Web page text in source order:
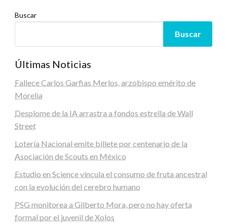
Buscar
Buscar
Últimas Noticias
Fallece Carlos Garfias Merlos, arzobispo emérito de
Morelia
Desplome de la IA arrastra a fondos estrella de Wall
Street
Lotería Nacional emite billete por centenario de la
Asociación de Scouts en México
Estudio en Science vincula el consumo de fruta ancestral
con la evolución del cerebro humano
PSG monitorea a Gilberto Mora, pero no hay oferta
formal por el juvenil de Xolos